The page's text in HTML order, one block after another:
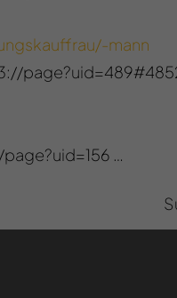
mann
page?uid=489#4852
…